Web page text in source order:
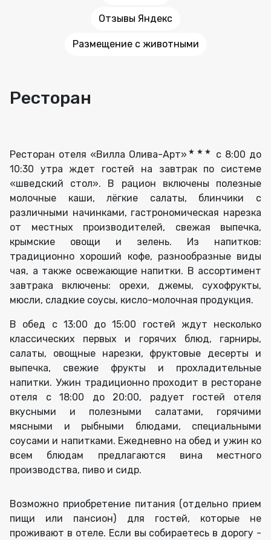
Отзывы Яндекс
Размещение с животными
Ресторан
Ресторан отеля «Вилла Олива-Арт» ★★★
с 8:00 до
10:30 утра ждет гостей на завтрак по системе
«шведский стол». В рацион включены полезные
молочные каши, лёгкие салаты, блинчики с
различными начинками, гастрономическая нарезка
от местных производителей, свежая выпечка,
крымские овощи и зелень. Из напитков:
традиционно хороший кофе, разнообразные виды
чая, а также освежающие напитки. В ассортимент
завтрака включены: орехи, джемы, сухофрукты,
мюсли, сладкие соусы, кисло-молочная продукция.
В обед с 13:00 до 15:00 гостей ждут несколько
классических первых и горячих блюд, гарниры,
салаты, овощные нарезки, фруктовые десерты и
выпечка, свежие фрукты и прохладительные
напитки. Ужин традиционно проходит в ресторане
отеля с 18:00 до 20:00, радует гостей отеля
вкусными и полезными салатами, горячими
мясными и рыбными блюдами, специальными
соусами и напитками. Ежедневно на обед и ужин ко
всем блюдам предлагаются вина местного
производства, пиво и сидр.
Возможно приобретение питания (отдельно прием
пищи или пансион) для гостей, которые не
проживают в отеле. Если вы собираетесь в дорогу -